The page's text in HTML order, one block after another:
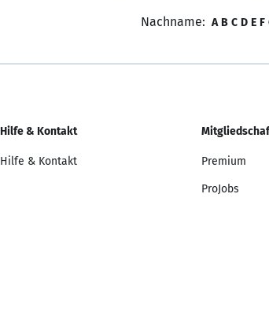
Nachname: A B C D E F
Hilfe & Kontakt
Hilfe & Kontakt Premium
ProJobs